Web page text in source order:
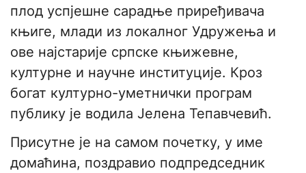
плод успјешне сарадње приређивача
књиге, млади из локалног Удружења и
ове најстарије српске књижевне,
културне и научне институције. Кроз
богат културно-уметнички програм
публику је водила Јелена Тепавчевић.
​Присутне је на самом почетку, у име
домаћина, поздравио подпредседник